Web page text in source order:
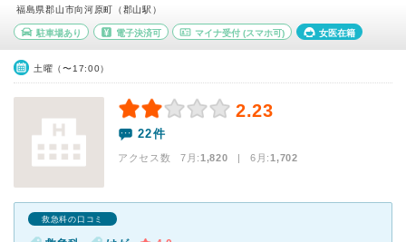
福島県郡山市向河原町（郡山駅）
駐車場あり 電子決済可 マイナ受付 (スマホ可) 女医在籍
土曜（〜17:00）
2.23
22件
アクセス数 7月:1,820 | 6月:1,702
救急科の口コミ